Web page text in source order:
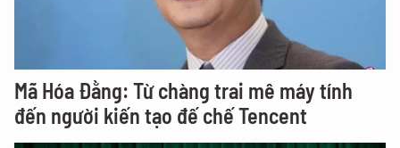
Mã Hóa Đằng: Từ chàng trai mê máy tính
đến người kiến tạo đế chế Tencent